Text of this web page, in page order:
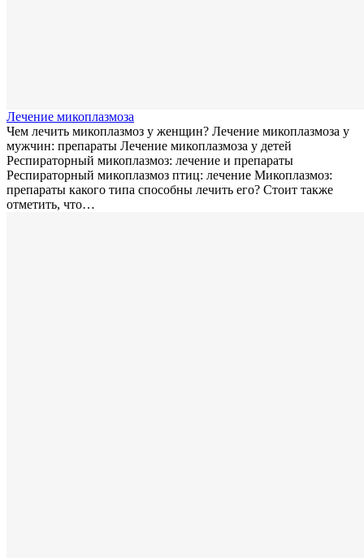
Лечение микоплазмозa
Чем лечить микоплазмоз у женщин? Лечение микоплазмоза у
мужчин: препараты Лечение микоплазмоза у детей
Респираторный микоплазмоз: лечение и препараты
Респираторный микоплазмоз птиц: лечение Микоплазмоз:
препараты какого типа способны лечить его? Стоит также
отметить, что…